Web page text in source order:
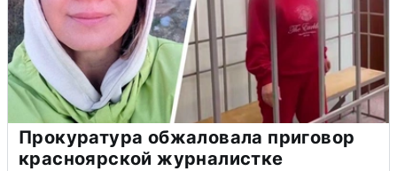
Прокуратура обжаловала приговор
красноярской журналистке